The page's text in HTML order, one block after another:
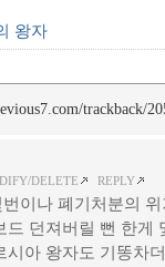
왕자
trackback/
DELETE REPLY
이나 폐기처분의
드 던져버릴 뻔 한게
시아 왕자도 기똥차